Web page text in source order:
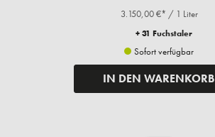
3.150,00 €* / 1 Liter
+ 31 Fuchstaler
Sofort verfügbar
IN DEN WARENKORB